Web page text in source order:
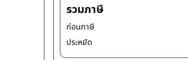
รวมภาษี
ก่อนภาษี
ประหยัด